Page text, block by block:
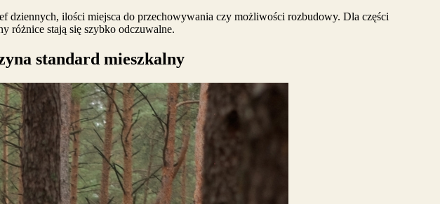
dziennych, ilości miejsca do przechowywania czy możliwości rozbudowy. Dla części
różnice stają się szybko odczuwalne.
standard mieszkalny